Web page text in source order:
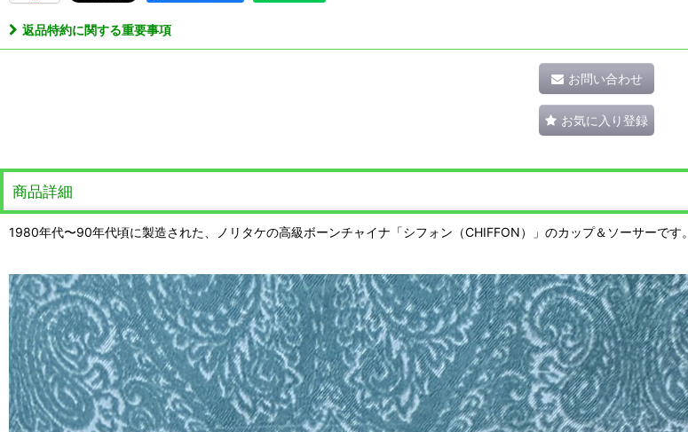
返品特約に関する重要事項
お問い合わせ
お気に入り登録
商品詳細
1980年代〜90年代頃に製造された、ノリタケの高級ボーンチャイナ「シフォン（CHIFFON）」のカップ＆ソーサーです。